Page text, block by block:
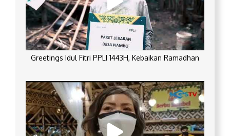
Greetings Idul Fitri PPLI 1443H, Kebaikan Ramadhan